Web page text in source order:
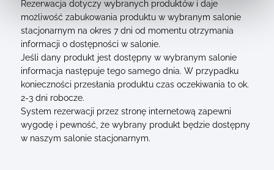
Rezerwacja dotyczy wybranych produktów i daje
możliwość zabukowania produktu w wybranym salonie
stacjonarnym na okres 7 dni od momentu otrzymania
informacji o dostępności w salonie.
Jeśli dany produkt jest dostępny w wybranym salonie
informacja następuje tego samego dnia. W przypadku
konieczności przesłania produktu czas oczekiwania to ok.
2-3 dni robocze.
System rezerwacji przez stronę internetową zapewni
wygodę i pewność, że wybrany produkt będzie dostępny
w naszym salonie stacjonarnym.